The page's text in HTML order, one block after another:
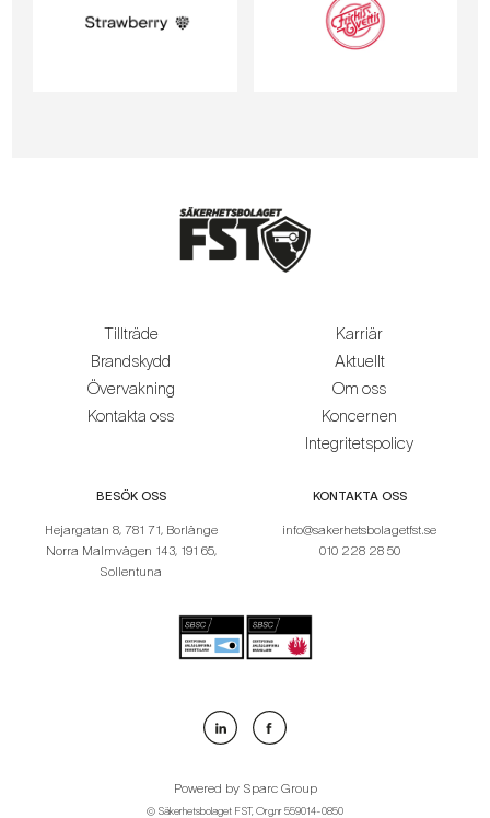
Tillträde
Brandskydd
Övervakning
Kontakta oss
Karriär
Aktuellt
Om oss
Koncernen
Integritetspolicy
BESÖK OSS
Hejargatan 8, 781 71, Borlänge
Norra Malmvägen 143, 191 65,
Sollentuna
KONTAKTA OSS
info@sakerhetsbolagetfst.se
010 228 28 50
Powered by Sparc Group
© Säkerhetsbolaget FST, Org.nr 559014-0850